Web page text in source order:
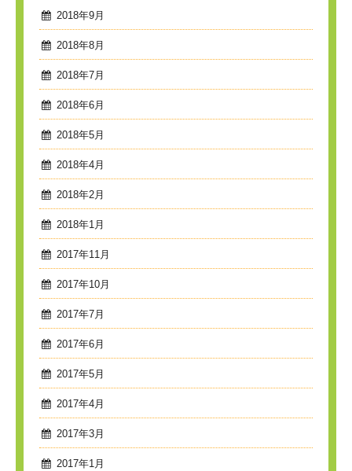
2018年9月
2018年8月
2018年7月
2018年6月
2018年5月
2018年4月
2018年2月
2018年1月
2017年11月
2017年10月
2017年7月
2017年6月
2017年5月
2017年4月
2017年3月
2017年1月